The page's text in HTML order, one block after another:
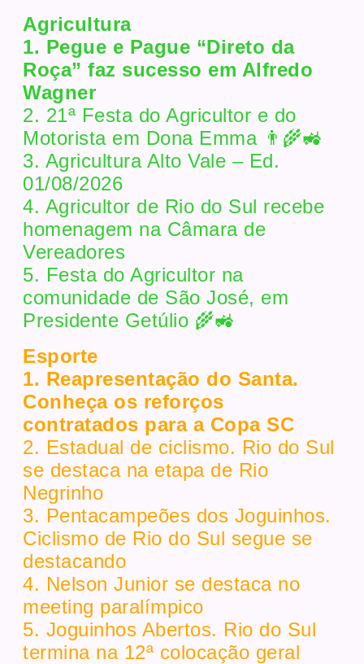
Agricultura
1. Pegue e Pague “Direto da
Roça” faz sucesso em Alfredo
Wagner
2. 21ª Festa do Agricultor e do
Motorista em Dona Emma 👨‍🌾🚜
3. Agricultura Alto Vale – Ed.
01/08/2026
4. Agricultor de Rio do Sul recebe
homenagem na Câmara de
Vereadores
5. Festa do Agricultor na
comunidade de São José, em
Presidente Getúlio 🌾🚜
Esporte
1. Reapresentação do Santa.
Conheça os reforços
contratados para a Copa SC
2. Estadual de ciclismo. Rio do Sul
se destaca na etapa de Rio
Negrinho
3. Pentacampeões dos Joguinhos.
Ciclismo de Rio do Sul segue se
destacando
4. Nelson Junior se destaca no
meeting paralímpico
5. Joguinhos Abertos. Rio do Sul
termina na 12ª colocação geral